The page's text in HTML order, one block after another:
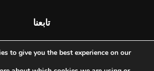
تابعنا
to give you the best experience on our